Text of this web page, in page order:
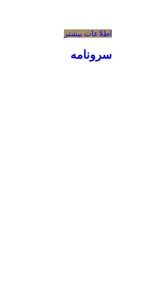
اطلاعات بیشتر
سرونامه